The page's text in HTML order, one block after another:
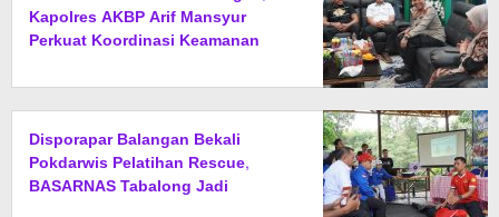
Kapolres AKBP Arif Mansyur
Perkuat Koordinasi Keamanan
Disporapar Balangan Bekali
Pokdarwis Pelatihan Rescue,
BASARNAS Tabalong Jadi